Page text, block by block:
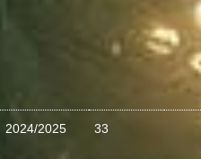
2024/2025 33